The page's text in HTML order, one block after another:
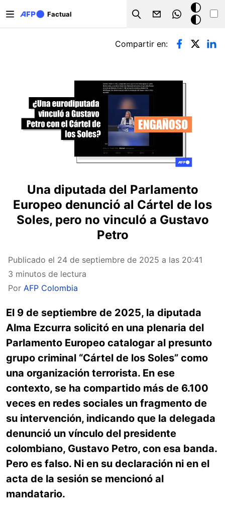
Factual
Search
Modo
oscuro
Solapas principales
Compartir en:
Una diputada del Parlamento
Europeo denunció al Cártel de los
Soles, pero no vinculó a Gustavo
Petro
Publicado el 24 de septiembre de 2025 a las 20:41
3 minutos de lectura
Por AFP Colombia
El 9 de septiembre de 2025, la diputada
Alma Ezcurra solicitó en una plenaria del
Parlamento Europeo catalogar al presunto
grupo criminal “Cártel de los Soles” como
una organización terrorista. En ese
contexto, se ha compartido más de 6.100
veces en redes sociales un fragmento de
su intervención, indicando que la delegada
denunció un vínculo del presidente
colombiano, Gustavo Petro, con esa banda.
Pero es falso. Ni en su declaración ni en el
acta de la sesión se mencionó al
mandatario.